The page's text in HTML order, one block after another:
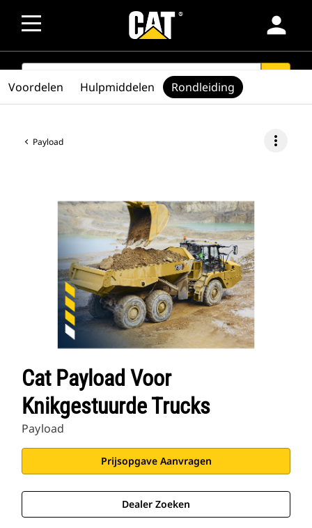
person
SEARCH
Payload more_vert
Cat Payload Voor
Knikgestuurde Trucks
Payload
Prijsopgave Aanvragen
Dealer Zoeken
Voordelen Hulpmiddelen Rondleiding